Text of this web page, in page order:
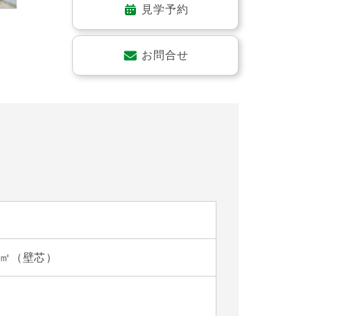
見学予約
お問合せ
（壁芯）